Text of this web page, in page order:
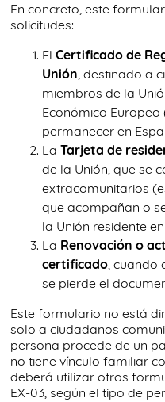
En concreto, este
solicitudes:
El Certificado de
Unión, destinado a
miembros de la
Económico Europeo
permanecer en
La Tarjeta de
de la Unión, que se
extracomunitarios
que acompañan o
la Unión residente
La Renovación o
certificado, cuando
se pierde el
Este formulario no está
solo a ciudadanos
persona procede de un
no tiene vínculo familiar
deberá utilizar otros
EX-03, según el tipo de